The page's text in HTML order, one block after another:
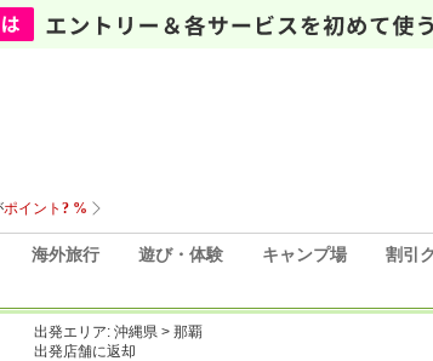
海外旅行 遊び・体験 キャンプ場 割引
出発エリア: 沖縄県 > 那覇
出発店舗に返却